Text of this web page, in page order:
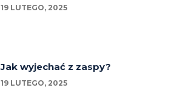
19 LUTEGO, 2025
Jak wyjechać z zaspy?
19 LUTEGO, 2025